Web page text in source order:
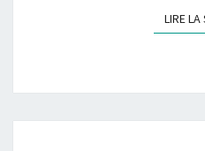
LIRE LA